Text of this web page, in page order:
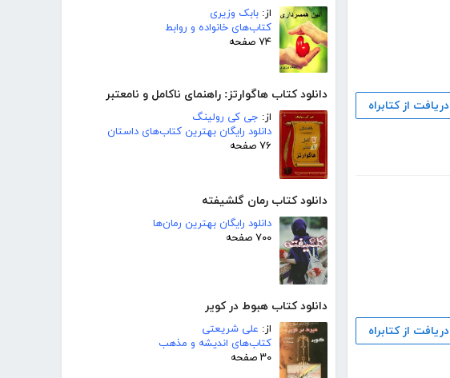
از: بابک وزیری
کتاب‌های خانواده و روابط
۷۴ صفحه
دانلود کتاب هاگوارتز: راهنمای ناکامل و نامعتبر
از: جی کی رولینگ
دانلود رایگان بهترین کتاب‌های داستان
۷۶ صفحه
دانلود کتاب رمان گلشیفته
دانلود رایگان بهترین رمان‌ها
۷۰۰ صفحه
دانلود کتاب هبوط در کویر
از: علی شریعتی
کتاب‌های اندیشه و مذهب
۳۰ صفحه
دریافت از کتابراه
دریافت از کتابراه